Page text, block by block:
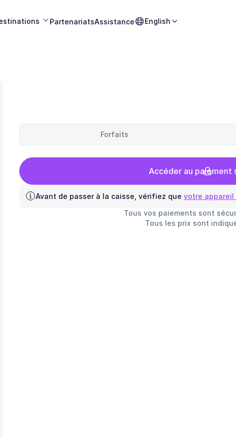
PartenariatsAssistance English
Forfaits
Accéder au paiement
Avant de passer à la caisse, vérifiez que votre appareil
Tous vos paiements sont
Tous les prix sont